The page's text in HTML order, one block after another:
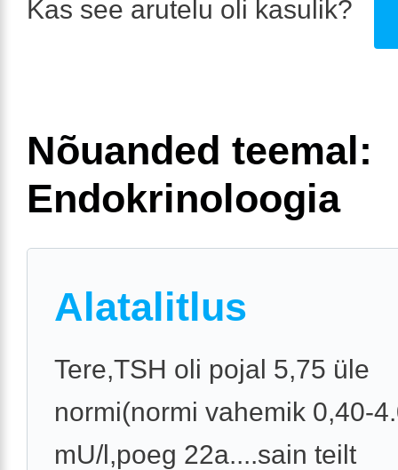
Kas see arutelu oli kasulik?
Nõuanded teemal:
Endokrinoloogia
Alatalitlus
Tere,TSH oli pojal 5,75 üle
normi(normi vahemik 0,40-
mU/l,poeg 22a....sain teilt